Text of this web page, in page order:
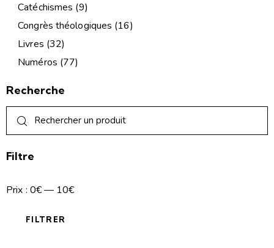
Catéchismes (9)
Congrès théologiques (16)
Livres (32)
Numéros (77)
Recherche
Filtre
FILTRER
Prix : 0€— 10€